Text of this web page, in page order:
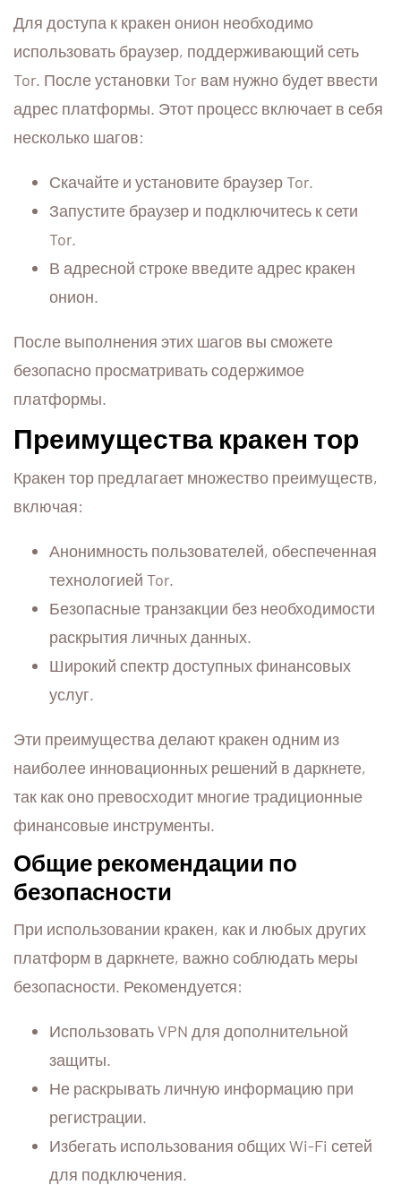
Для доступа к кракен онион необходимо
использовать браузер, поддерживающий сеть
Tor. После установки Tor вам нужно будет ввести
адрес платформы. Этот процесс включает в себя
несколько шагов:
Скачайте и установите браузер Tor.
Запустите браузер и подключитесь к сети
Tor.
В адресной строке введите адрес кракен
онион.
После выполнения этих шагов вы сможете
безопасно просматривать содержимое
платформы.
Преимущества кракен тор
Кракен тор предлагает множество преимуществ,
включая:
Анонимность пользователей, обеспеченная
технологией Tor.
Безопасные транзакции без необходимости
раскрытия личных данных.
Широкий спектр доступных финансовых
услуг.
Эти преимущества делают кракен одним из
наиболее инновационных решений в даркнете,
так как оно превосходит многие традиционные
финансовые инструменты.
Общие рекомендации по
безопасности
При использовании кракен, как и любых других
платформ в даркнете, важно соблюдать меры
безопасности. Рекомендуется:
Использовать VPN для дополнительной
защиты.
Не раскрывать личную информацию при
регистрации.
Избегать использования общих Wi-Fi сетей
для подключения.